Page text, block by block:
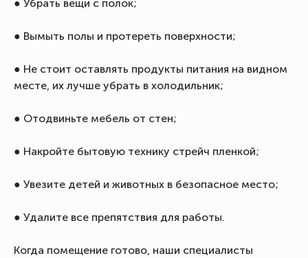
● Убрать вещи с полок;
● Вымыть полы и протереть поверхности;
● Не стоит оставлять продукты питания на видном
месте, их лучше убрать в холодильник;
● Отодвиньте мебель от стен;
● Накройте бытовую технику стрейч пленкой;
● Увезите детей и животных в безопасное место;
● Удалите все препятствия для работы.
Когда помещение готово, наши специалисты